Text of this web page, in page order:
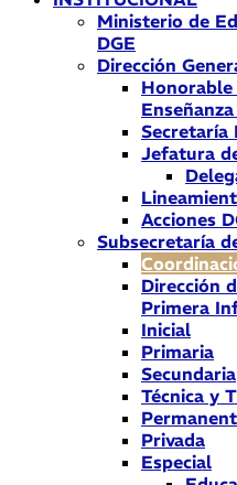
Ministerio de
DGE
Dirección
Secretaría
Jefatura
Acciones
Subsecretaría
Dirección
Primera
Inicial
Primaria
Secundaria
Técnica y
Privada
Especial